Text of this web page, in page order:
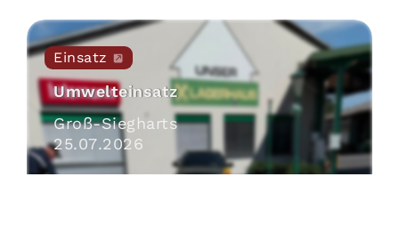
Einsatz
Umwelteinsatz
Groß-Siegharts
25.07.2026